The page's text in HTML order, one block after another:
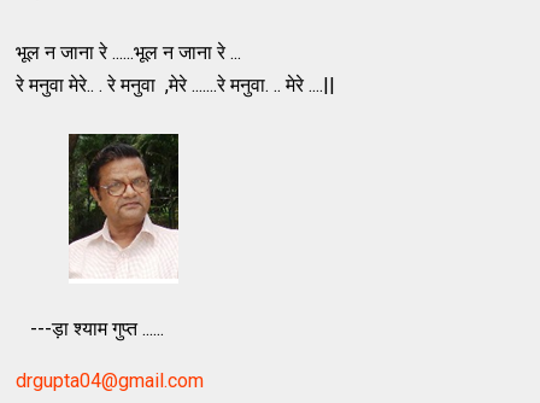
भूल न जाना रे ......भूल न जाना रे ...
रे मनुवा मेरे.. . रे मनुवा ,मेरे .......रे मनुवा. .. मेरे ....||
---ड़ा श्याम गुप्त ......
drgupta04@gmail.com